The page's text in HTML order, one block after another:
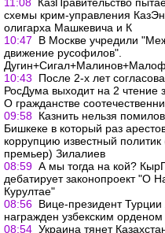
схемы крим-управления
олигарха Машкевича и К
10:47
В Москве учредили
движение русофилов".
10:43
После 2-х лет
РосДума выходит на 2 чтение
О гражданстве
09:58 Казнить нельзя
Бишкеке в который раз
коррупцию известный политик
премьер) Зилалиев
08:59 А мы тогда на кой?
дебатирует законопроект "О
Курултае"
08:56 Вице-президент Турции
награжден узбекским
08:54 Украина тянет